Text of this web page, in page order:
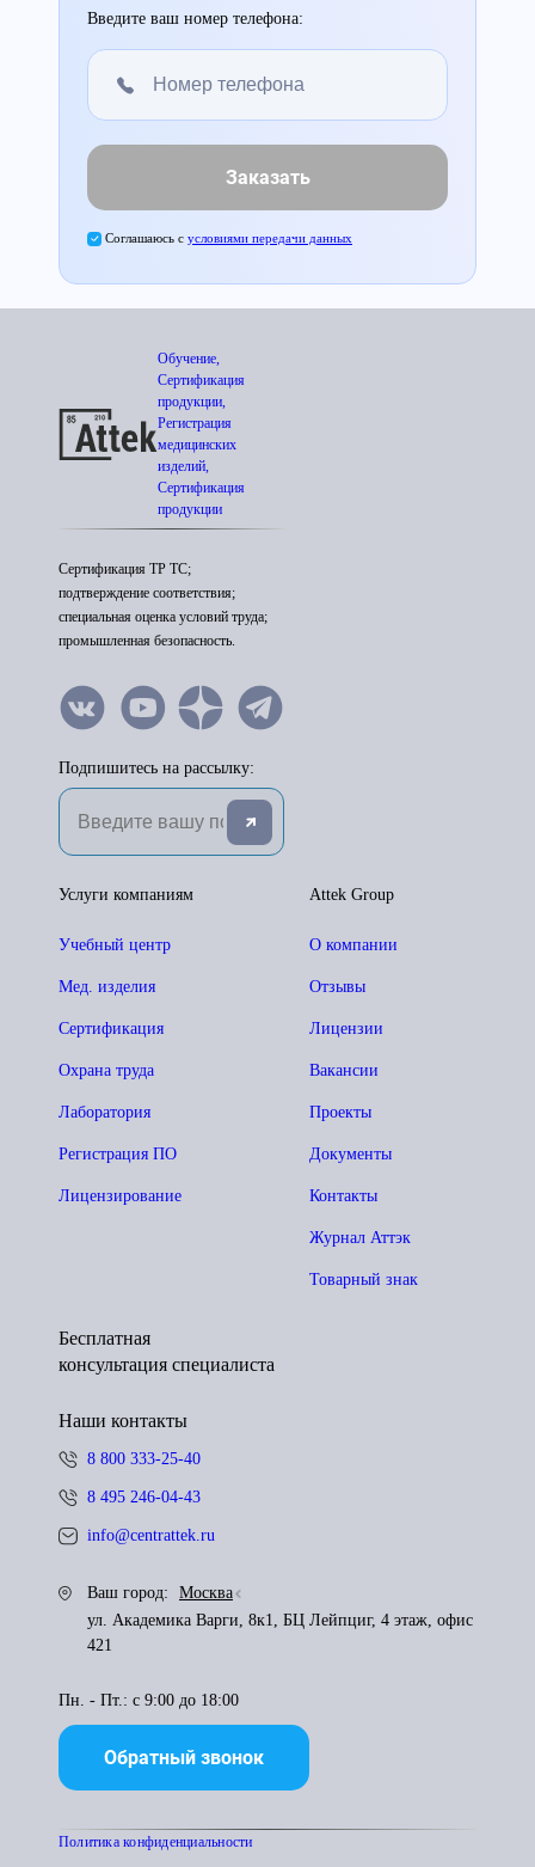
Введите ваш номер телефона:
Заказать
Соглашаюсь с условиями передачи данных
Обучение,
Сертификация
продукции,
Регистрация
медицинских
изделий,
Сертификация
продукции
Сертификация ТР ТС;
подтверждение соответствия;
специальная оценка условий труда;
промышленная безопасность.
Подпишитесь на рассылку:
Attek Group
О компании
Отзывы
Лицензии
Вакансии
Проекты
Документы
Контакты
Журнал Аттэк
Товарный знак
Услуги компаниям
Учебный центр
Мед. изделия
Сертификация
Охрана труда
Лаборатория
Регистрация ПО
Лицензирование
Бесплатная
консультация специалиста
Наши контакты
8 800 333-25-40
8 495 246-04-43
info@centrattek.ru
Ваш город:
Москва
ул. Академика Варги, 8к1, БЦ Лейпциг, 4 этаж, офис
421
Пн. - Пт.: с 9:00 до 18:00
Обратный звонок
Политика конфиденциальности